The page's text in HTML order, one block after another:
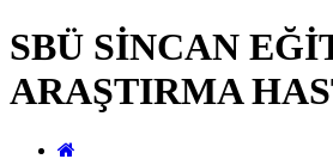
SBÜ SİNCAN
ARAŞTIRMA